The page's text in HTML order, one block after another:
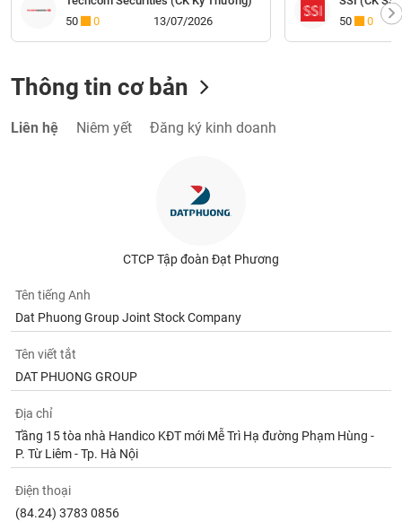
50
0 13/07/2026
50
0
Thông tin cơ bản
Liên hệ Niêm yết Đăng ký kinh doanh
CTCP Tập đoàn Đạt Phương
Tên tiếng Anh
Dat Phuong Group Joint Stock Company
Tên viết tắt
DAT PHUONG GROUP
Địa chỉ
Tầng 15 tòa nhà Handico KĐT mới Mễ Trì Hạ đường Phạm Hùng -
P. Từ Liêm - Tp. Hà Nội
Điện thoại
(84.24) 3783 0856